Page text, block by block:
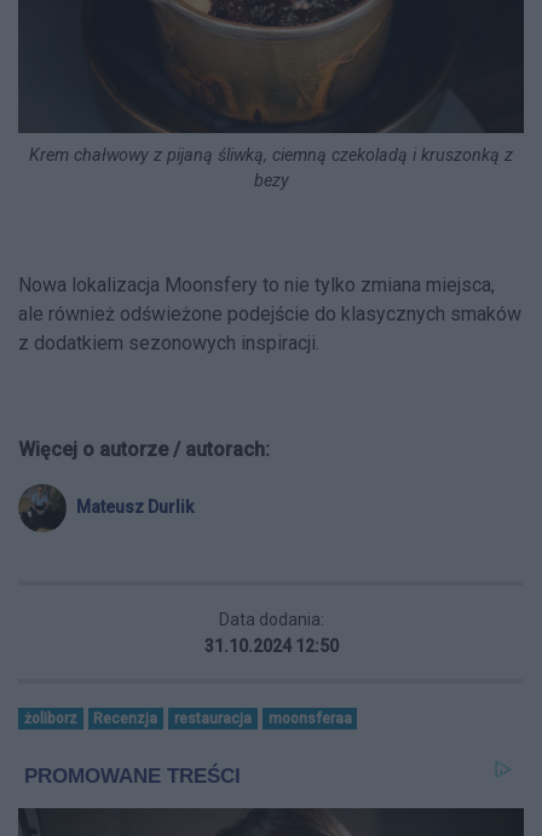
Krem chałwowy z pijaną śliwką, ciemną czekoladą i kruszonką z
bezy
Nowa lokalizacja Moonsfery to nie tylko zmiana miejsca,
ale również odświeżone podejście do klasycznych smaków
z dodatkiem sezonowych inspiracji.
Więcej o autorze / autorach:
Mateusz Durlik
Data dodania:
31.10.2024 12:50
żoliborz Recenzja restauracja moonsferaa